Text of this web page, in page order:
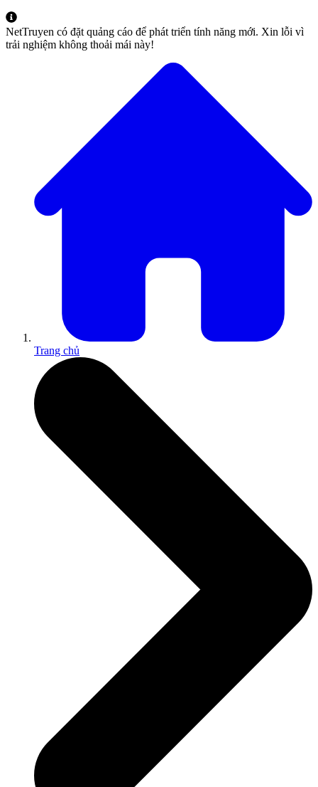
NetTruyen có đặt quảng cáo để phát triển tính năng mới. Xin lỗi vì
trải nghiệm không thoải mái này!
Trang chủ